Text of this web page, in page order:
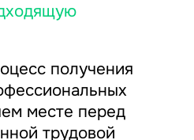
получения
месте перед
трудовой